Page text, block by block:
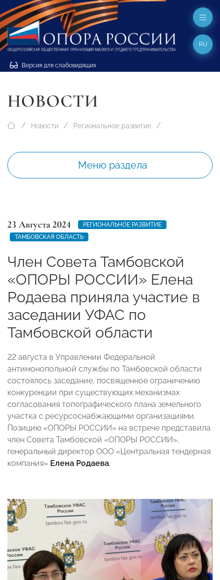
Версия для слабовидящих
RU
НОВОСТИ
Новости Региональное развитие
Меню раздела
23 Августа 2024
РЕГИОНАЛЬНОЕ РАЗВИТИЕ
ТАМБОВСКАЯ ОБЛАСТЬ
Член Совета Тамбовской
«ОПОРЫ РОССИИ» Елена
Родаева приняла участие в
заседании УФАС по
Тамбовской области
22 августа в Управлении Федеральной
антимонопольной службы по Тамбовской области
состоялось заседание, посвященное ограничению
конкуренции при существующих механизмах
согласования топографического плана земельного
участка с ресурсоснабжающими организациями.
Позицию «ОПОРЫ РОССИИ» на встрече представила
член Совета Тамбовской «ОПОРЫ РОССИИ»,
генеральный директор ООО «Центральная тендерная
компания» Елена Родаева.